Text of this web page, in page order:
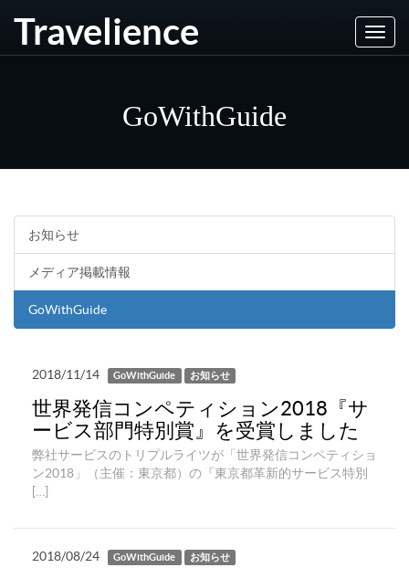
Travelience
GoWithGuide
お知らせ
メディア掲載情報
GoWithGuide
2018/11/14 GoWithGuide お知らせ
世界発信コンペティション2018『サ
ービス部門特別賞』を受賞しました
弊社サービスのトリプルライツが「世界発信コンペティショ
ン2018」（主催：東京都）の『東京都革新的サービス特別
[…]
2018/08/24 GoWithGuide お知らせ